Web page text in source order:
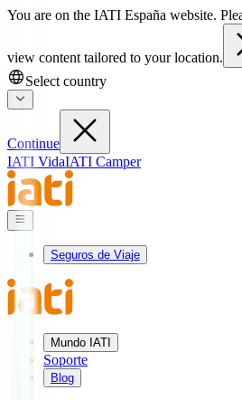
You are on the IATI España website.
view content tailored to your location.
Select country
Continue
IATI VidaIATI Camper
Seguros de Viaje
Mundo IATI
Soporte
Blog